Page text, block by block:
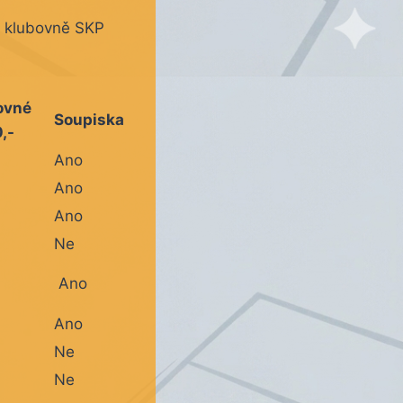
SKP
Soupiska
Ano
Ano
Ano
Ne
Ano
Ano
Ne
Ne